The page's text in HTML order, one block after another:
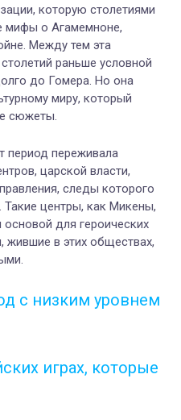
которую столетиями
мифы о Агамемноне,
Между тем эта
раньше условной
до Гомера. Но она
миру, который
сюжеты.
период переживала
царской власти,
следы которого
Такие центры, как Микены,
для героических
в этих обществах,
с низким уровнем
играх, которые